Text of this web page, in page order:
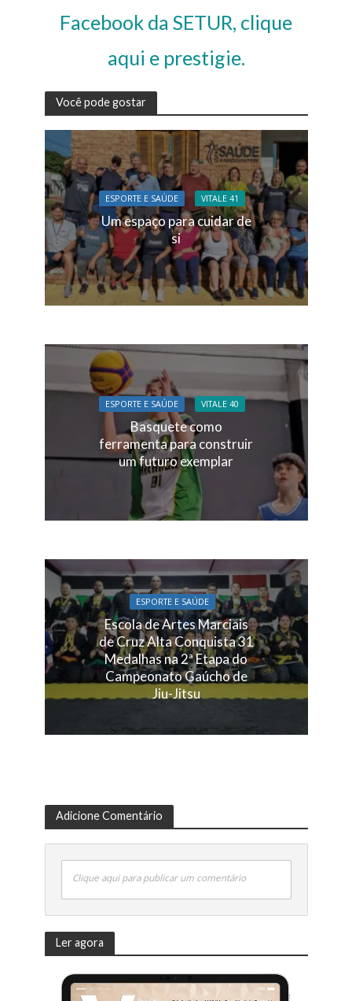
Facebook da SETUR, clique
aqui e prestigie.
Você pode gostar
ESPORTE E SAÚDE VITALE 41
Um espaço para cuidar de
si
ESPORTE E SAÚDE VITALE 40
Basquete como
ferramenta para construir
um futuro exemplar
ESPORTE E SAÚDE
Escola de Artes Marciais
de Cruz Alta Conquista 31
Medalhas na 2ª Etapa do
Campeonato Gaúcho de
Jiu-Jitsu
Adicione Comentário
Clique aqui para publicar um comentário
Ler agora